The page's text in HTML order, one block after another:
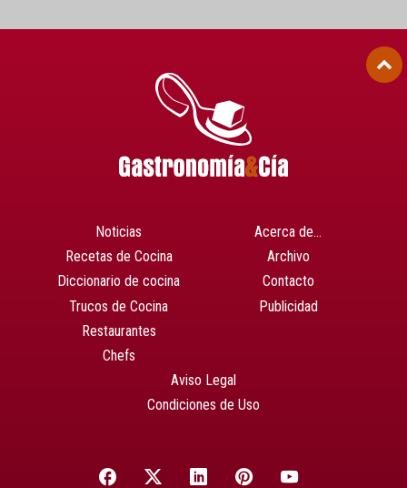
Noticias
Recetas de Cocina
Diccionario de cocina
Trucos de Cocina
Restaurantes
Chefs
Acerca de…
Archivo
Contacto
Publicidad
Aviso Legal
Condiciones de Uso